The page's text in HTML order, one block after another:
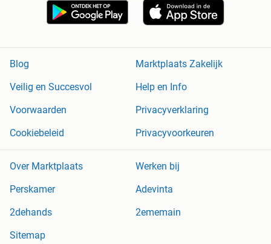
Blog
Marktplaats Zakelijk
Veilig en Succesvol
Help en Info
Voorwaarden
Privacyverklaring
Cookiebeleid
Privacyvoorkeuren
Over Marktplaats
Werken bij
Perskamer
Adevinta
2dehands
2ememain
Sitemap